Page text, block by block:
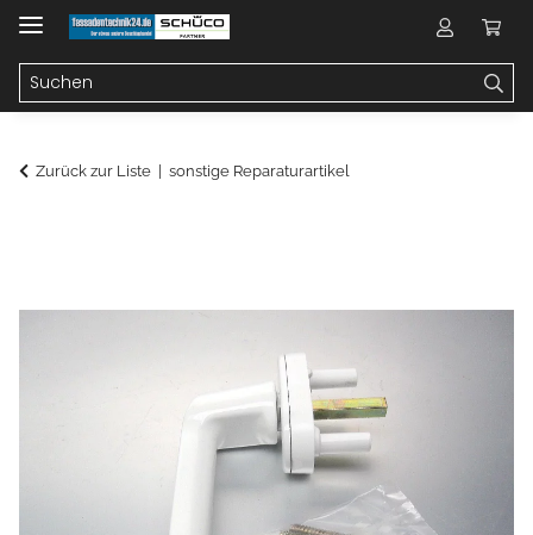
Zurück zur Liste sonstige Reparaturartikel